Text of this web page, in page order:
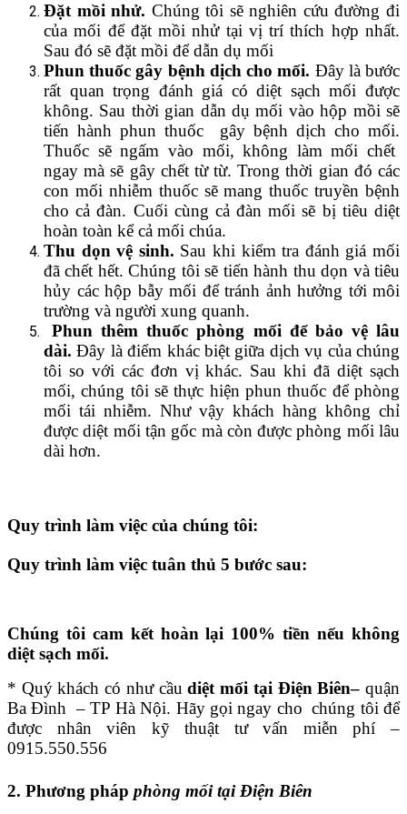
Đặt mồi nhử. Chúng tôi sẽ nghiên cứu đường đi
của mối để đặt mồi nhử tại vị trí thích hợp nhất.
Sau đó sẽ đặt mồi để dẫn dụ mối
Phun thuốc gây bệnh dịch cho mối. Đây là bước
rất quan trọng đánh giá có diệt sạch mối được
không. Sau thời gian dẫn dụ mối vào hộp mồi sẽ
tiến hành phun thuốc gây bệnh dịch cho mối.
Thuốc sẽ ngấm vào mối, không làm mối chết
ngay mà sẽ gây chết từ từ. Trong thời gian đó các
con mối nhiễm thuốc sẽ mang thuốc truyền bệnh
cho cả đàn. Cuối cùng cả đàn mối sẽ bị tiêu diệt
hoàn toàn kể cả mối chúa.
Thu dọn vệ sinh. Sau khi kiểm tra đánh giá mối
đã chết hết. Chúng tôi sẽ tiến hành thu dọn và tiêu
hủy các hộp bẫy mối để tránh ảnh hưởng tới môi
trường và người xung quanh.
Phun thêm thuốc phòng mối để bảo vệ lâu
dài.Đây là điểm khác biệt giữa dịch vụ của chúng
tôi so với các đơn vị khác. Sau khi đã diệt sạch
mối, chúng tôi sẽ thực hiện phun thuốc để phòng
mối tái nhiễm. Như vậy khách hàng không chỉ
được diệt mối tận gốc mà còn được phòng mối lâu
dài hơn.
Quy trình làm việc của chúng tôi:
Quy trình làm việc tuân thủ 5 bước sau:
Chúng tôi cam kết hoàn lại 100% tiền nếu không
diệt sạch mối.
* Quý khách có như cầudiệt mối tại Điện Biên– quận
Ba Đình – TP Hà Nội. Hãy gọi ngay cho chúng tôi để
được nhân viên kỹ thuật tư vấn miễn phí –
0915.550.556
2. Phương pháp phòng mối tại Điện Biên